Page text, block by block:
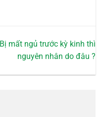
Bị mất ngủ trước kỳ kinh thì
nguyên nhân do đâu ?